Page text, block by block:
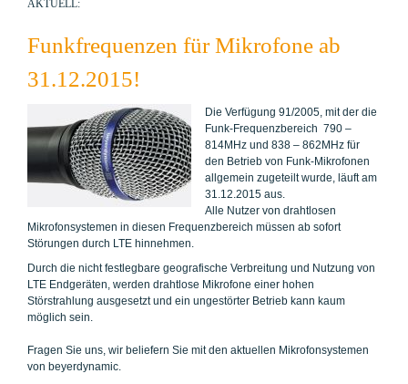
AKTUELL:
Funkfrequenzen für Mikrofone ab
31.12.2015!
Die Verfügung 91/2005, mit der die
Funk-Frequenzbereich 790 –
814MHz und 838 – 862MHz für
den Betrieb von Funk-Mikrofonen
allgemein zugeteilt wurde, läuft am
31.12.2015 aus.
Alle Nutzer von drahtlosen
Mikrofonsystemen in diesen Frequenzbereich müssen ab sofort
Störungen durch LTE hinnehmen.
Durch die nicht festlegbare geografische Verbreitung und Nutzung von
LTE Endgeräten, werden drahtlose Mikrofone einer hohen
Störstrahlung ausgesetzt und ein ungestörter Betrieb kann kaum
möglich sein.
Fragen Sie uns, wir beliefern Sie mit den aktuellen Mikrofonsystemen
von beyerdynamic.